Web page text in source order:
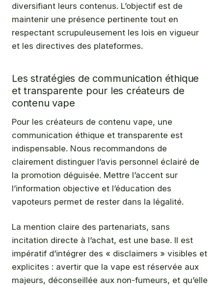
diversifiant leurs contenus. L’objectif est de
maintenir une présence pertinente tout en
respectant scrupuleusement les lois en vigueur
et les directives des plateformes.
Les stratégies de communication éthique
et transparente pour les créateurs de
contenu vape
Pour les créateurs de contenu vape, une
communication éthique et transparente est
indispensable. Nous recommandons de
clairement distinguer l’avis personnel éclairé de
la promotion déguisée. Mettre l’accent sur
l’information objective et l’éducation des
vapoteurs permet de rester dans la légalité.
La mention claire des partenariats, sans
incitation directe à l’achat, est une base. Il est
impératif d’intégrer des « disclaimers » visibles et
explicites : avertir que la vape est réservée aux
majeurs, déconseillée aux non-fumeurs, et qu’elle